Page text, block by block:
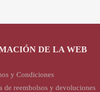
DE LA WEB
y Condiciones
de reembolsos y devoluciones